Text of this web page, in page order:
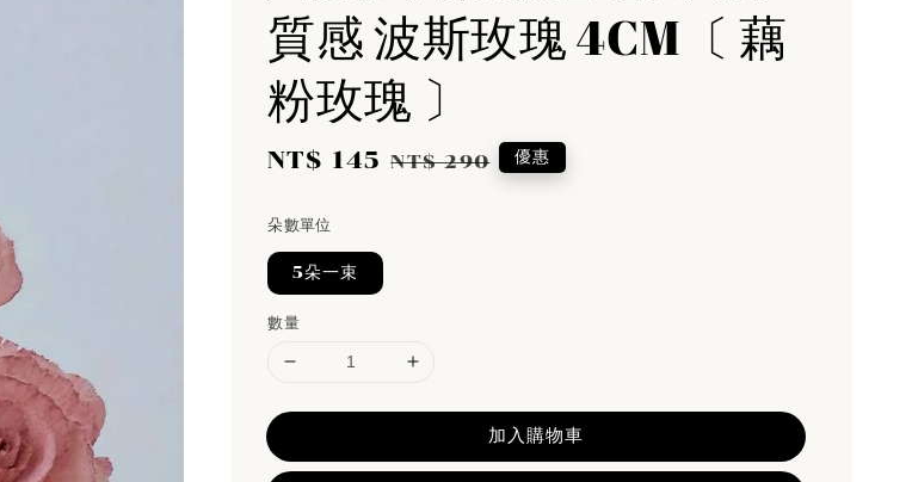
質感 波斯玫瑰 4CM〔 藕
粉玫瑰 〕
Sale
NT$ 145 Regular
NT$ 290 優惠
朵數單位
5朵一束
數量
加入購物車